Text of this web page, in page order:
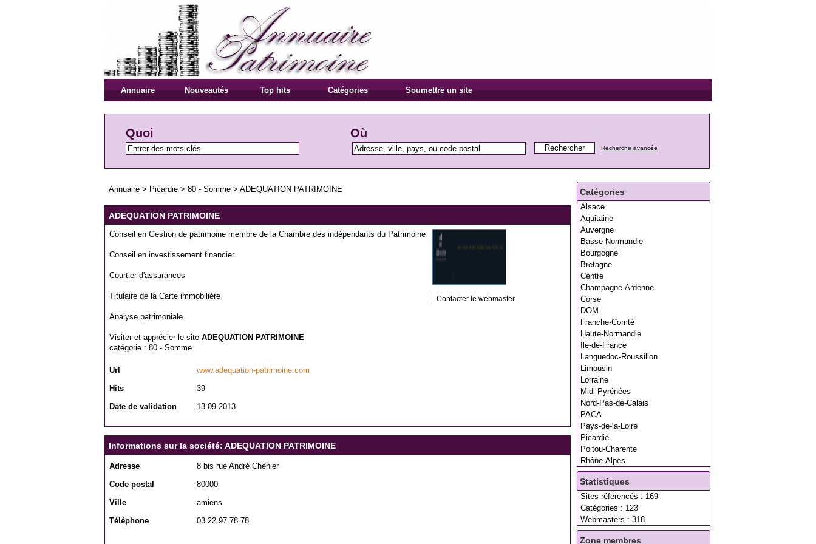
Annuaire Nouveautés Top hits Catégories Soumettre un site
Quoi Où
Recherche avancée
Catégories
Alsace
Aquitaine
Auvergne
Basse-Normandie
Bourgogne
Bretagne
Centre
Champagne-Ardenne
Corse
DOM
Franche-Comté
Haute-Normandie
Ile-de-France
Languedoc-Roussillon
Limousin
Lorraine
Midi-Pyrénées
Nord-Pas-de-Calais
PACA
Pays-de-la-Loire
Picardie
Poitou-Charente
Rhône-Alpes
Statistiques
Sites référencés : 169
Catégories : 123
Webmasters : 318
Zone membres
Annuaire > Picardie > 80 - Somme > ADEQUATION PATRIMOINE
ADEQUATION PATRIMOINE
Conseil en Gestion de patrimoine membre de la Chambre des indépendants du Patrimoine
Conseil en investissement financier
Courtier d'assurances
Titulaire de la Carte immobilière
Analyse patrimoniale
Visiter et apprécier le site ADEQUATION PATRIMOINE
catégorie : 80 - Somme
Url
www.adequation-patrimoine.com
Hits
39
Date de validation
13-09-2013
Contacter le webmaster
Informations sur la société: ADEQUATION PATRIMOINE
Adresse
8 bis rue André Chénier
Code postal
80000
Ville
amiens
Téléphone
03.22.97.78.78